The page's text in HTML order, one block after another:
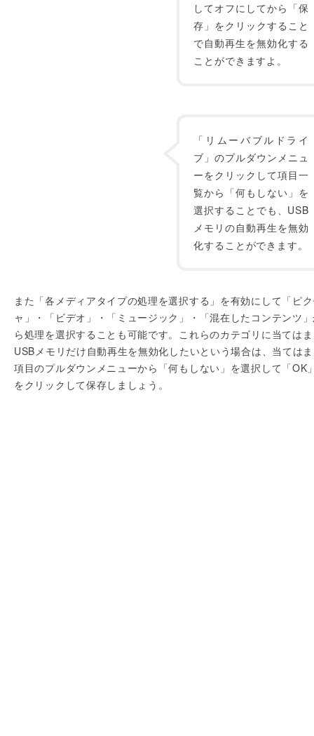
してオフにしてから「保
存」をクリックすること
で自動再生を無効化する
ことができますよ。
「リムーバブルドライ
ブ」のプルダウンメニュ
ーをクリックして項目一
覧から「何もしない」を
選択することでも、USB
メモリの自動再生を無効
化することができます。
また「各メディアタイプの処理を選択する」を有効にして「ピ
ャ」・「ビデオ」・「ミュージック」・「混在したコンテンツ
ら処理を選択することも可能です。これらのカテゴリに当ては
USBメモリだけ自動再生を無効化したいという場合は、当ては
項目のプルダウンメニューから「何もしない」を選択して「OK
をクリックして保存しましょう。